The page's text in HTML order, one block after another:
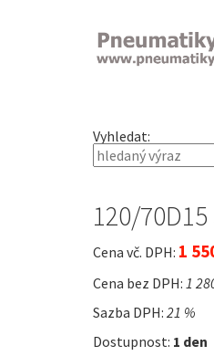
Vyhledat:
120/70D15
Cena vč. DPH: 1
Cena bez DPH: 1
Sazba DPH: 21 %
Dostupnost: 1 den